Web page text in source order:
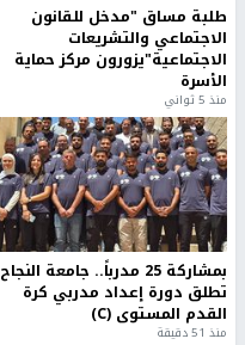
طلبة مساق "مدخل للقانون
الاجتماعي والتشريعات
الاجتماعية"يزورون مركز حماية
الأسرة
منذ 5 ثواني
بمشاركة 25 مدرباً.. جامعة النجاح
تطلق دورة إعداد مدربي كرة
القدم المستوى (C)
منذ 51 دقيقة